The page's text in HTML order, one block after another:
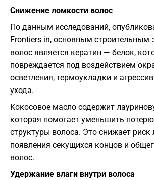
Снижение ломкости волос
По данным исследований,
Frontiers in, основным строительным
волос является кератин — белок,
повреждается под воздействием
осветления, термоукладки и
ухода.
Кокосовое масло содержит
которая помогает уменьшить
структуры волоса. Это снижает риск
появления секущихся концов и
волос.
Удержание влаги внутри волоса